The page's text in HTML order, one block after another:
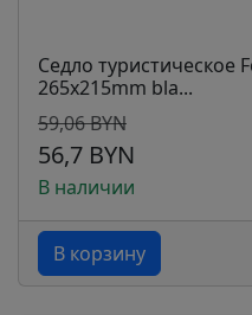
Седло туристическое
265x215mm bla...
59,06 BYN
56,7 BYN
В наличии
В корзину